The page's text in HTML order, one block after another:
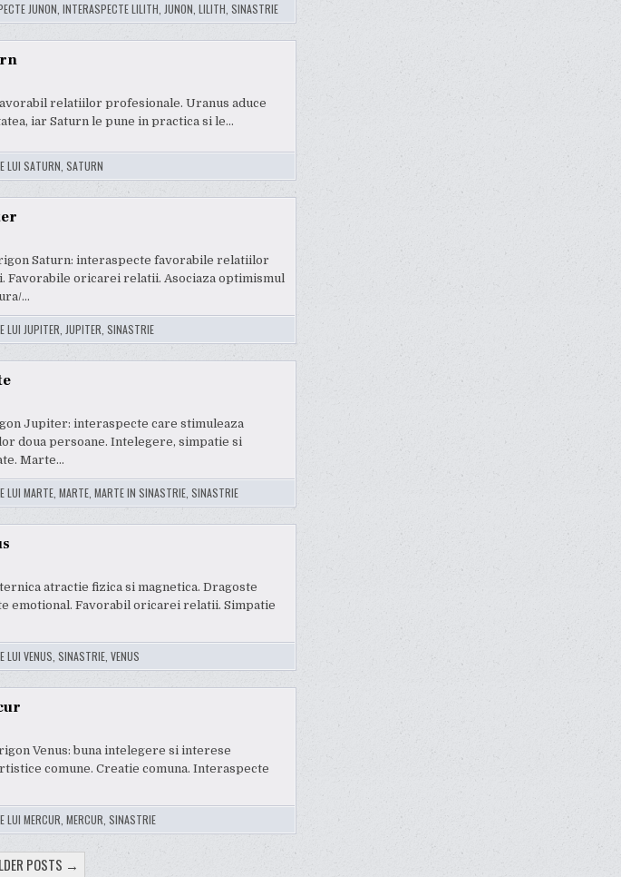
JUNON INTERASPECTE LILITH JUNON LILITH SINASTRIE
relatiilor profesionale. Uranus aduce
iar Saturn le pune in practica si le…
LUI SATURN SATURN
Saturn: interaspecte favorabile relatiilor
Favorabile oricarei relatii. Asociaza optimismul
…
LUI JUPITER JUPITER SINASTRIE
Jupiter: interaspecte care stimuleaza
doua persoane. Intelegere, simpatie si
Marte…
LUI MARTE, MARTE, MARTE IN SINASTRIE, SINASTRIE
atractie fizica si magnetica. Dragoste
emotional. Favorabil oricarei relatii. Simpatie
LUI VENUS SINASTRIE, VENUS
Venus: buna intelegere si interese
comune. Creatie comuna. Interaspecte
LUI MERCUR MERCUR SINASTRIE
POSTS →